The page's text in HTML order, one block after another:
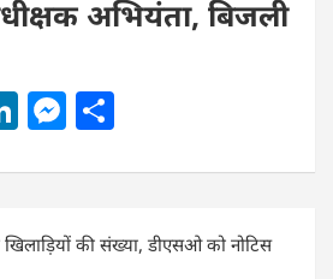
अभियंता, बिजली
Li
k
e
dI
M
ss
e
n
ar
e
खिलाड़ियों की संख्या, डीएसओ को नोटिस